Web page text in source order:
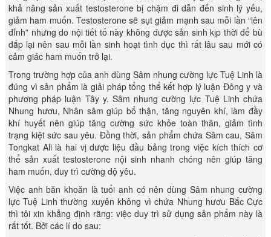
khả năng sản xuất testosterone bị chậm đi dẫn đến sinh lý yếu,
giảm ham muốn. Testosterone sẽ sụt giảm mạnh sau mỗi lần “lên
đỉnh” nhưng do nội tiết tố này không được sản sinh kịp thời để bù
đắp lại nên sau mỗi lần sinh hoạt tình dục thì rất lâu sau mới có
cảm giác ham muốn trở lại.
Trong trường hợp của anh dùng Sâm nhung cường lực Tuệ Linh là
đúng vì sản phẩm là giải pháp tổng thể kết hợp lý luận Đông y và
phương pháp luận Tây y. Sâm nhung cường lực Tuệ Linh chứa
Nhung hươu, Nhân sâm giúp bổ thận, tăng nguyên khí, làm đầy
khí huyết nên giúp tăng cường sức khỏe toàn thân, giảm tình
trạng kiệt sức sau yêu. Đồng thời, sản phẩm chứa Sâm cau, Sâm
Tongkat Ali là hai vị dược liệu đầu bảng trong việc kích thích cơ
thể sản xuất testosterone nội sinh nhanh chóng nên giúp tăng
ham muốn, duy trì cường độ yêu.
Việc anh băn khoăn là tuổi anh có nên dùng Sâm nhung cường
lực Tuệ Linh thường xuyên không vì chứa Nhung hươu Bắc Cực
thì tôi xin khẳng định rằng: việc duy trì sử dụng sản phẩm này là
rất tốt. Bởi các lí do sau: